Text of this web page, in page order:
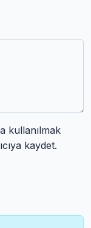
kullanılmak
kaydet.